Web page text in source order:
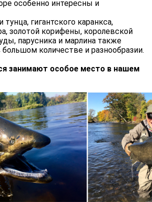
особенно интересны и
тунца, гигантского каранкса,
золотой корифены, королевской
парусника и марлина также
количестве и разнообразии.
занимают особое место в нашем